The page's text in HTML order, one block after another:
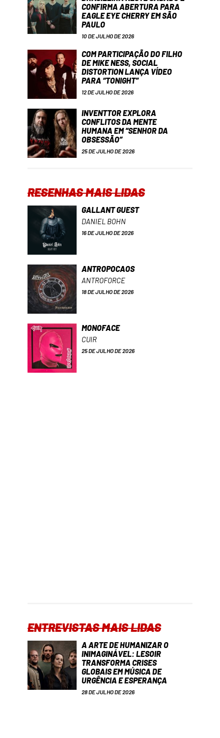
CONFIRMA ABERTURA PARA
EAGLE EYE CHERRY EM SÃO
PAULO
10 DE JULHO DE 2026
COM PARTICIPAÇÃO DO FILHO
DE MIKE NESS, SOCIAL
DISTORTION LANÇA VÍDEO
PARA “TONIGHT”
12 DE JULHO DE 2026
INVENTTOR EXPLORA
CONFLITOS DA MENTE
HUMANA EM “SENHOR DA
OBSESSÃO”
25 DE JULHO DE 2026
RESENHAS MAIS LIDAS
GALLANT GUEST
DANIEL BOHN
16 DE JULHO DE 2026
ANTROPOCAOS
ANTROFORCE
18 DE JULHO DE 2026
MONOFACE
CUIR
25 DE JULHO DE 2026
ENTREVISTAS MAIS LIDAS
A ARTE DE HUMANIZAR O
INIMAGINÁVEL: LESOIR
TRANSFORMA CRISES
GLOBAIS EM MÚSICA DE
URGÊNCIA E ESPERANÇA
28 DE JULHO DE 2026